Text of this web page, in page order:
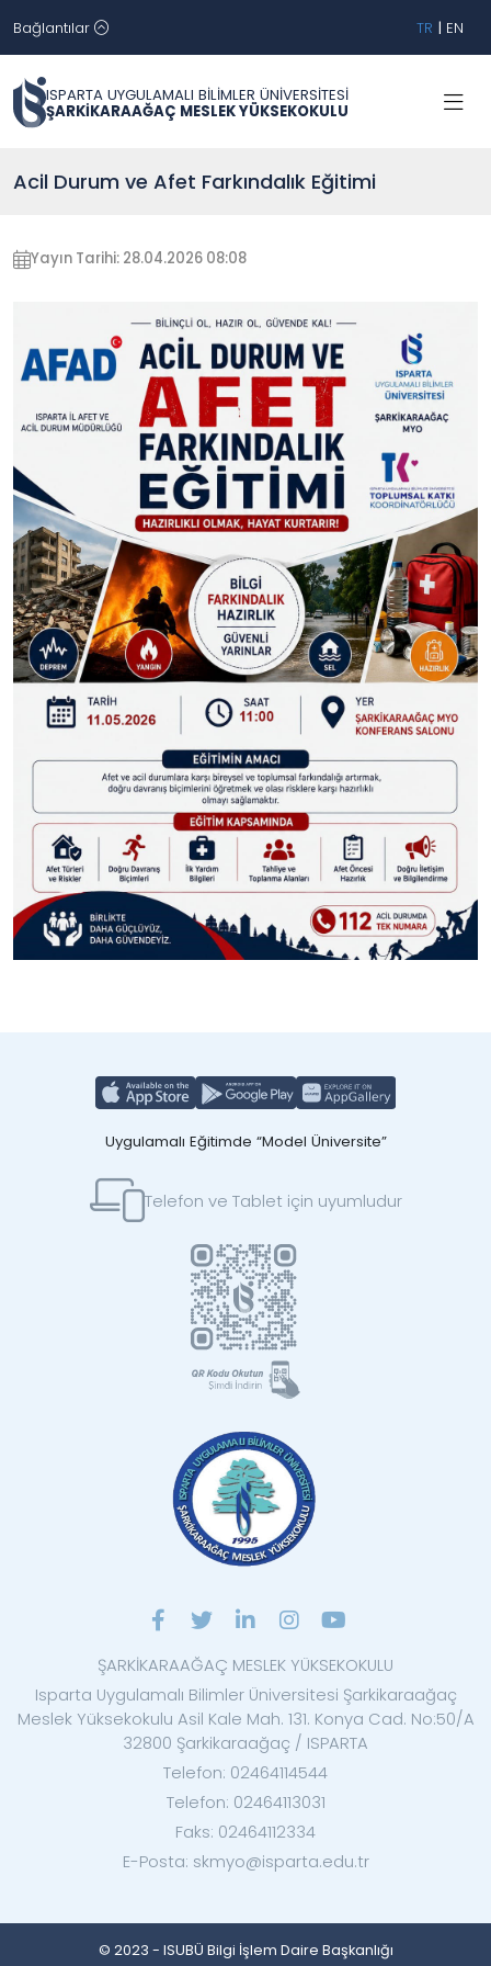
Bağlantılar TR | EN
ISPARTA UYGULAMALI BİLİMLER ÜNİVERSİTESİ
ŞARKİKARAAĞAÇ MESLEK YÜKSEKOKULU
Acil Durum ve Afet Farkındalık Eğitimi
Yayın Tarihi: 28.04.2026 08:08
Uygulamalı Eğitimde “Model Üniversite”
Telefon ve Tablet için uyumludur
ŞARKİKARAAĞAÇ MESLEK YÜKSEKOKULU
Isparta Uygulamalı Bilimler Üniversitesi Şarkikaraağaç
Meslek Yüksekokulu Asil Kale Mah. 131. Konya Cad. No:50/A
32800 Şarkikaraağaç / ISPARTA
Telefon: 02464114544
Telefon: 02464113031
Faks: 02464112334
E-Posta: skmyo@isparta.edu.tr
© 2023 - ISUBÜ Bilgi İşlem Daire Başkanlığı